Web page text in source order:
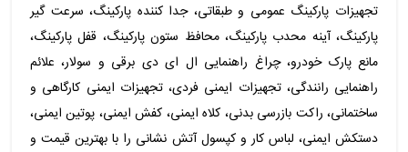
تجهیزات پارکینگ عمومی و طبقاتی، جدا کننده پارکینگ، سرعت گیر
پارکینگ، آینه محدب پارکینگ، محافظ ستون پارکینگ، قفل پارکینگ،
مانع پارک خودرو، چراغ راهنمایی ال ای دی برقی و سولار، علائم
راهنمایی رانندگی، تجهیزات ایمنی فردی، تجهیزات ایمنی کارگاهی و
ساختمانی، راکت بازرسی بدنی، کلاه ایمنی، کفش ایمنی، پوتین ایمنی،
دستکش ایمنی، لباس کار و کپسول آتش نشانی را با بهترین قیمت و